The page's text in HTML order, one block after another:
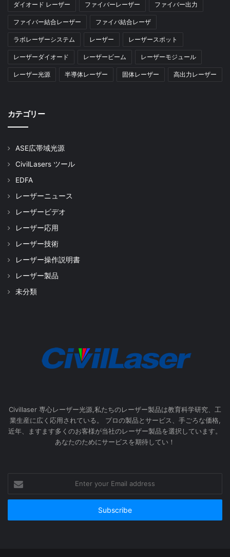
EYDFA-L-HP-BA-33-PM
EYDFA-L-HP-BA-37-PM
EDFA for Pulse Laser
パルスエルビウムドープファイバ増幅器
Pulsed-EDFA-C-SM
ダイオード レーザー ファイバーレーザー ファイバー出力
ファイバー結合レーザー ファイバ結合レーザ
ラボレーザーシステム レーザー レーザースポット
レーザーダイオード レーザービーム レーザーモジュール
レーザー光源 半導体レーザー 固体レーザー 高出力レーザー
カテゴリー
ASE広帯域光源
CivilLasers ツール
EDFA
レーザーニュース
レーザービデオ
レーザー応用
レーザー技術
レーザー操作説明書
レーザー製品
未分類
Civillaser 専心レーザー光源,私たちのレーザー製品は教育科学研究、工
業生産に広く応用されている。 プロの製品とサービス、手ごろな価格,
近年、ますます多くのお客様が当社のレーザー製品を選択しています。
あなたのためにサービスを期待してい！
your
Email